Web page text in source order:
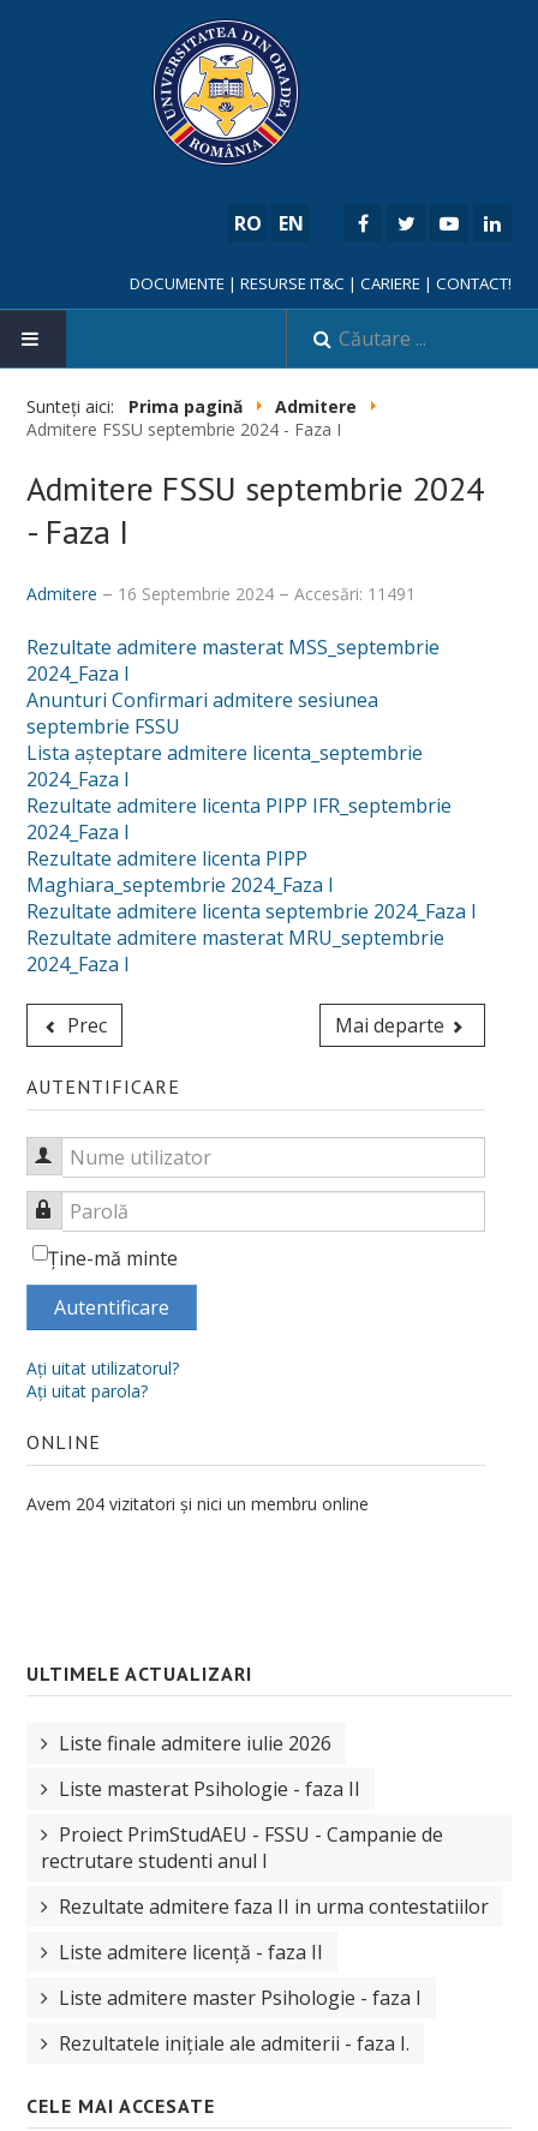
RO EN
DOCUMENTE | RESURSE IT&C | CARIERE | CONTACT!
FACULTATE
Calitatea procesului educațional
Conducere
Secretariat și administrativ
Alegeri academice
Hotărâri CF_FSSU
Centru Universitar pentru Acces, Diversitate și Incluziune
DEPARTAMENTE
Psihologie
Sociologie - Asistenţă socială
Ştiinţe ale Educaţiei
Școală doctorală de Sociologie
Doctoranzi
Admitere Doctorat
Ph. D in Sociology at the University of Oradea
Bursa Doctorala
Etica cercetare
EDUCAȚIE
STUDENȚI
Sunteți aici: Prima pagină
Admitere
Admitere FSSU septembrie 2024 - Faza I
Admitere FSSU septembrie 2024
- Faza I
Admitere 16 Septembrie 2024 Accesări: 11491
Rezultate admitere masterat MSS_septembrie
2024_Faza I
Anunturi Confirmari admitere sesiunea
septembrie FSSU
Lista așteptare admitere licenta_septembrie
2024_Faza I
Rezultate admitere licenta PIPP IFR_septembrie
2024_Faza I
Rezultate admitere licenta PIPP
Maghiara_septembrie 2024_Faza I
Rezultate admitere licenta septembrie 2024_Faza I
Rezultate admitere masterat MRU_septembrie
2024_Faza I
Prec Mai departe
AUTENTIFICARE
Nume utilizator
Parolă
Ţine-mă minte
Autentificare
Aţi uitat utilizatorul?
Aţi uitat parola?
ONLINE
Avem 204 vizitatori și nici un membru online
ULTIMELE ACTUALIZARI
Liste finale admitere iulie 2026
Liste masterat Psihologie - faza II
Proiect PrimStudAEU - FSSU - Campanie de
rectrutare studenti anul I
Rezultate admitere faza II in urma contestatiilor
Liste admitere licență - faza II
Liste admitere master Psihologie - faza I
Rezultatele inițiale ale admiterii - faza I.
CELE MAI ACCESATE